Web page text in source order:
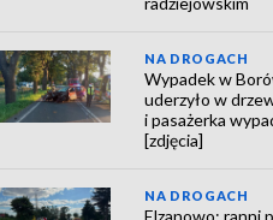
NA DROGACH
Wypadek w
uderzyło w
i pasażerka
[zdjęcia]
NA DROGACH
Elzanowo: ranni